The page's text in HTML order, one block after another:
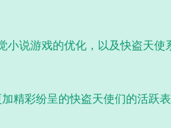
说游戏的优化，以及快盗天使
精彩纷呈的快盗天使们的活跃表